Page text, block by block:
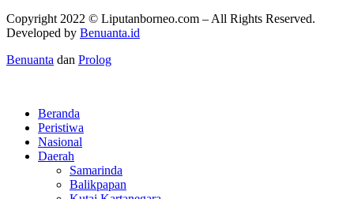
Copyright 2022 © Liputanborneo.com – All Rights Reserved.
Developed by Benuanta.id
Benuanta dan Prolog
Beranda
Peristiwa
Nasional
Daerah
Samarinda
Balikpapan